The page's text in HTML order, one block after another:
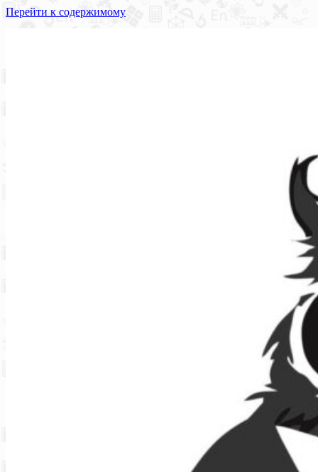
Перейти к содержимому